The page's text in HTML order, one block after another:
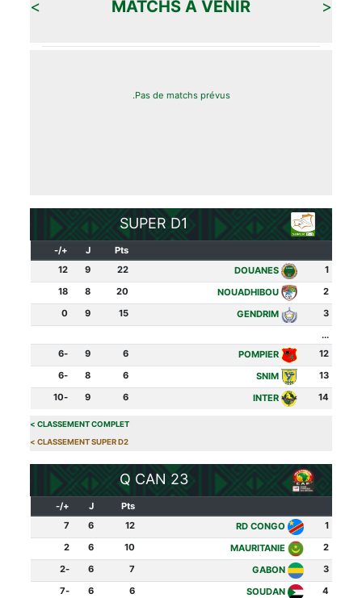
<
MATCHS À VENIR
>
Pas de matchs prévus.
SUPER D1
Pts
J
+/-
1
DOUANES
22
9
12
2
NOUADHIBOU
20
8
18
3
GENDRIM
15
9
0
...
12
POMPIER
6
9
-6
13
SNIM
6
8
-6
14
INTER
6
9
-10
CLASSEMENT COMPLET
>
CLASSEMENT SUPER D2
>
Q CAN 23
Pts
J
+/-
1
RD CONGO
12
6
7
2
MAURITANIE
10
6
2
3
GABON
7
6
-2
4
SOUDAN
6
6
-7